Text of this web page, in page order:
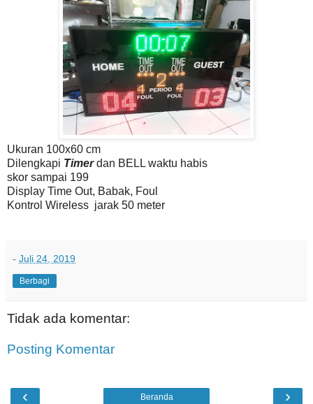
Ukuran 100x60 cm
Dilengkapi Timerdan BELL waktu habis
skor sampai 199
Display Time Out, Babak, Foul
Kontrol Wireless jarak 50 meter
- Juli 24, 2019
Berbagi
Tidak ada komentar:
Posting Komentar
‹ ›
Beranda